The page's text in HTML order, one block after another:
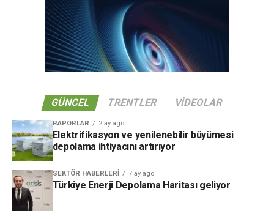
GÜNCEL TRENTLER VIDEOLAR
RAPORLAR 2 ay ago
Elektrifikasyon ve yenilenebilir büyümesi
depolama ihtiyacını artırıyor
SEKTÖR HABERLERI 7 ay ago
Türkiye Enerji Depolama Haritası geliyor